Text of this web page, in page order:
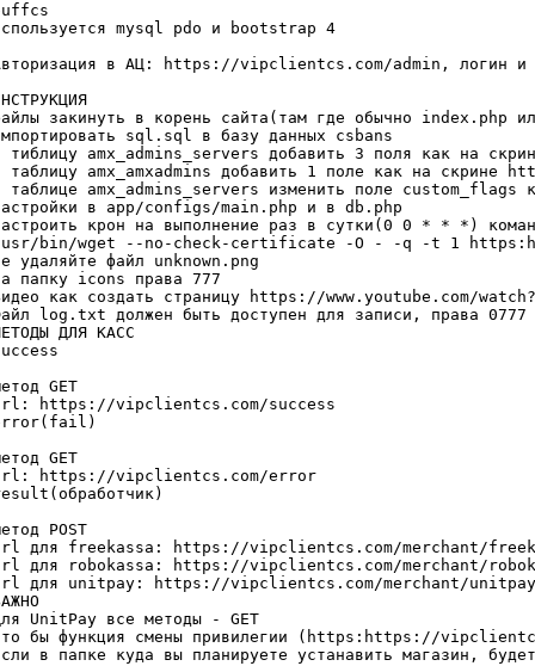
mysql pdo и bootstrap 4
в АЦ: https://vipclientcs.com/admin, логин и
закинуть в корень сайта(там где обычно index.php
sql.sql в базу данных csbans
тиблицу amx_admins_servers добавить 3 поля как на
таблицу amx_amxadmins добавить 1 поле как на скрине
таблице amx_admins_servers изменить поле
в app/configs/main.php и в db.php
крон на выполнение раз в сутки(0 0 * * *)
bin/wget --no-check-certificate -O - -q -t 1
удаляйте файл unknown.png
папку icons права 777
как создать страницу https://www.youtube.com/
log.txt должен быть доступен для записи, права 0777
ДЛЯ КАСС
GET
https://vipclientcs.com/success
GET
https://vipclientcs.com/error
POST
для freekassa: https://vipclientcs.com/merchant/
для robokassa: https://vipclientcs.com/merchant/
для unitpay: https://vipclientcs.com/merchant/unitpay
UnitPay все методы - GET
бы функция смены привилегии (https:https://
в папке куда вы планируете устанавить магазин,